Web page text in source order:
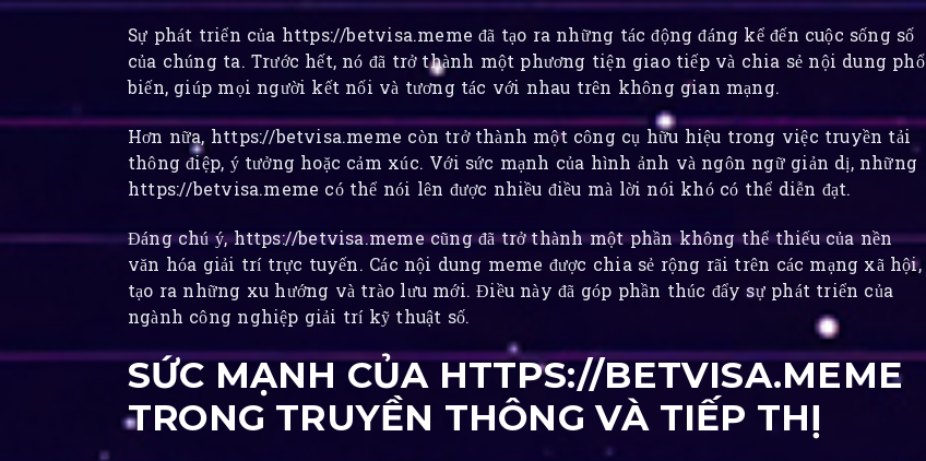
Sự phát triển của https://betvisa.meme đã tạo ra những tác động đáng kể đến cuộc sống số
của chúng ta. Trước hết, nó đã trở thành một phương tiện giao tiếp và chia sẻ nội dung phổ
biến, giúp mọi người kết nối và tương tác với nhau trên không gian mạng.
Hơn nữa, https://betvisa.meme còn trở thành một công cụ hữu hiệu trong việc truyền tải
thông điệp, ý tưởng hoặc cảm xúc. Với sức mạnh của hình ảnh và ngôn ngữ giản dị, những
https://betvisa.meme có thể nói lên được nhiều điều mà lời nói khó có thể diễn đạt.
Đáng chú ý, https://betvisa.meme cũng đã trở thành một phần không thể thiếu của nền
văn hóa giải trí trực tuyến. Các nội dung meme được chia sẻ rộng rãi trên các mạng xã hội,
tạo ra những xu hướng và trào lưu mới. Điều này đã góp phần thúc đẩy sự phát triển của
ngành công nghiệp giải trí kỹ thuật số.
SỨC MẠNH CỦA HTTPS://BETVISA.MEME
TRONG TRUYỀN THÔNG VÀ TIẾP THỊ